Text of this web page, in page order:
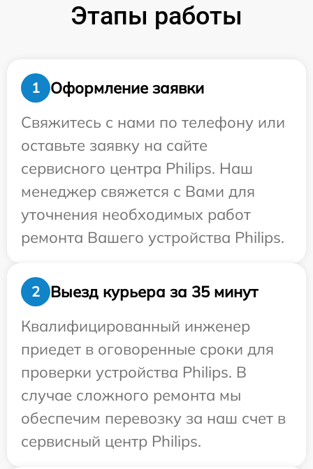
Этапы работы
1
Оформление заявки
Свяжитесь с нами по телефону или
оставьте заявку на сайте
сервисного центра Philips. Наш
менеджер свяжется с Вами для
уточнения необходимых работ
ремонта Вашего устройства Philips.
2
Выезд курьера за 35 минут
Квалифицированный инженер
приедет в оговоренные сроки для
проверки устройства Philips. В
случае сложного ремонта мы
обеспечим перевозку за наш счет в
сервисный центр Philips.